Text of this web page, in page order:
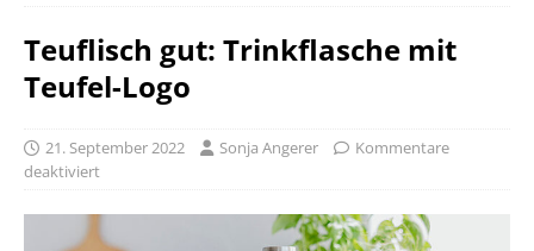
Teuflisch gut: Trinkflasche mit
Teufel-Logo
21. September 2022 Sonja Angerer
Kommentare
deaktiviert